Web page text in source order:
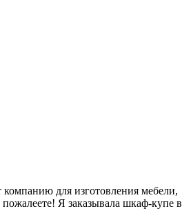
для изготовления мебели,
Я заказывала шкаф-купе в